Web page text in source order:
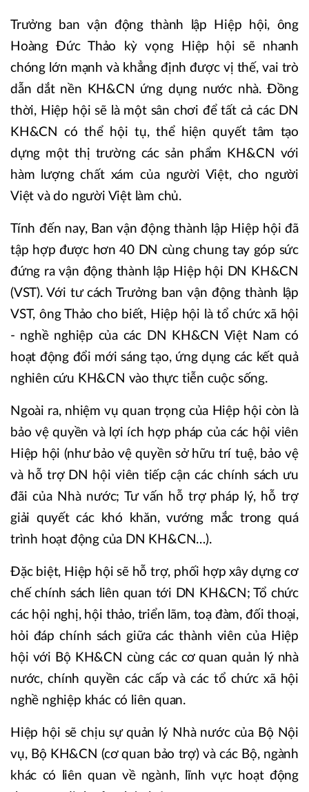
Trưởng ban vận động thành lập Hiệp hội, ông
Hoàng Đức Thảo kỳ vọng Hiệp hội sẽ nhanh
chóng lớn mạnh và khẳng định được vị thế, vai trò
dẫn dắt nền KH&CN ứng dụng nước nhà. Đồng
thời, Hiệp hội sẽ là một sân chơi để tất cả các DN
KH&CN có thể hội tụ, thể hiện quyết tâm tạo
dựng một thị trường các sản phẩm KH&CN với
hàm lượng chất xám của người Việt, cho người
Việt và do người Việt làm chủ.
Tính đến nay, Ban vận động thành lập Hiệp hội đã
tập hợp được hơn 40 DN cùng chung tay góp sức
đứng ra vận động thành lập Hiệp hội DN KH&CN
(VST). Với tư cách Trưởng ban vận động thành lập
VST, ông Thảo cho biết, Hiệp hội là tổ chức xã hội
- nghề nghiệp của các DN KH&CN Việt Nam có
hoạt động đổi mới sáng tạo, ứng dụng các kết quả
nghiên cứu KH&CN vào thực tiễn cuộc sống.
Ngoài ra, nhiệm vụ quan trọng của Hiệp hội còn là
bảo vệ quyền và lợi ích hợp pháp của các hội viên
Hiệp hội (như bảo vệ quyền sở hữu trí tuệ, bảo vệ
và hỗ trợ DN hội viên tiếp cận các chính sách ưu
đãi của Nhà nước; Tư vấn hỗ trợ pháp lý, hỗ trợ
giải quyết các khó khăn, vướng mắc trong quá
trình hoạt động của DN KH&CN…).
Đặc biệt, Hiệp hội sẽ hỗ trợ, phối hợp xây dựng cơ
chế chính sách liên quan tới DN KH&CN; Tổ chức
các hội nghị, hội thảo, triển lãm, toạ đàm, đối thoại,
hỏi đáp chính sách giữa các thành viên của Hiệp
hội với Bộ KH&CN cùng các cơ quan quản lý nhà
nước, chính quyền các cấp và các tổ chức xã hội
nghề nghiệp khác có liên quan.
Hiệp hội sẽ chịu sự quản lý Nhà nước của Bộ Nội
vụ, Bộ KH&CN (cơ quan bảo trợ) và các Bộ, ngành
khác có liên quan về ngành, lĩnh vực hoạt động